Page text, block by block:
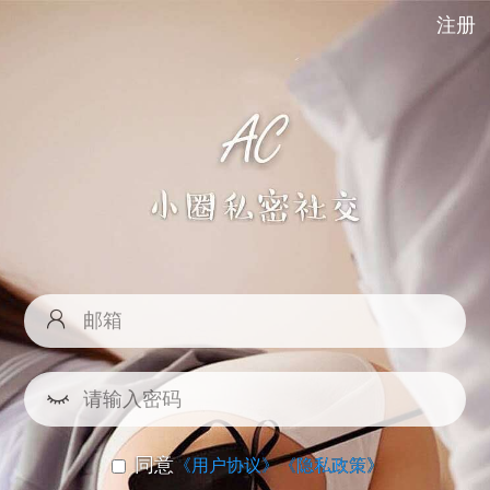
注册
同意《用户协议》《隐私政策》